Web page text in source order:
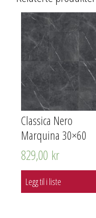
Classica Nero
Marquina 30×60
829,00 kr
Legg til i liste